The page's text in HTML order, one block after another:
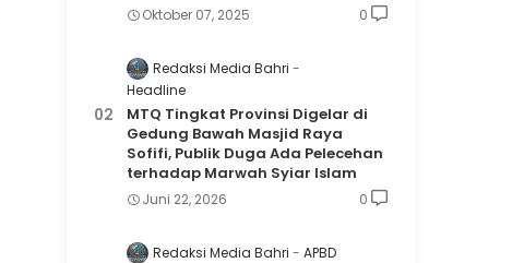
Oktober 07, 2025 0
Redaksi Media Bahri
Headline
MTQ Tingkat Provinsi Digelar di
Gedung Bawah Masjid Raya
Sofifi, Publik Duga Ada Pelecehan
terhadap Marwah Syiar Islam
Juni 22, 2026 0
Redaksi Media Bahri APBD